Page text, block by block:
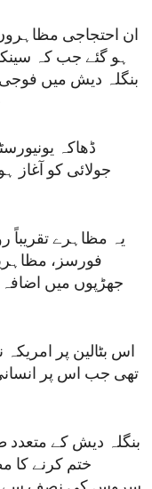
ہو گئے جب کہ
بنگلہ دیش میں
ڈھاکہ
جولائی کو آغاز
یہ مظاہرے
فورسز،
جھڑپوں میں اضافہ
تھی جب اس پر
بنگلہ دیش کے
ختم کرنے کا